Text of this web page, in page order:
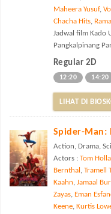
Maheera Yusuf,
Chacha Hits,
Jadwal film Kado
Pangkalpinang
Regular 2D
12:20 14:20
LIHAT DI
Spider-Man:
Action, Drama,
Actors : Tom
Bernthal , Tramell
Kaahn, Jamaal
Zayas, Eman
Keene, Kurtis